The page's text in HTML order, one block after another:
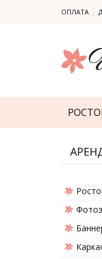
ОПЛАТА